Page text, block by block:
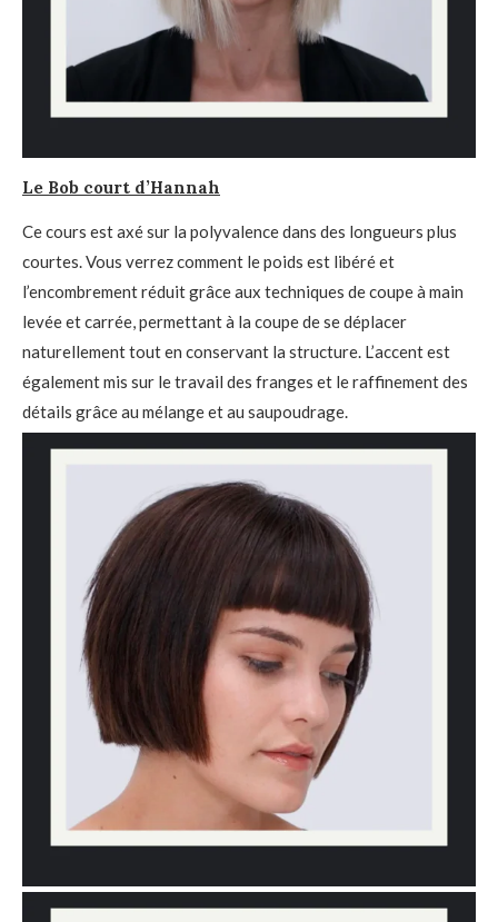
Le Bob court d’Hannah
Ce cours est axé sur la polyvalence dans des longueurs plus
courtes. Vous verrez comment le poids est libéré et
l’encombrement réduit grâce aux techniques de coupe à main
levée et carrée, permettant à la coupe de se déplacer
naturellement tout en conservant la structure. L’accent est
également mis sur le travail des franges et le raffinement des
détails grâce au mélange et au saupoudrage.